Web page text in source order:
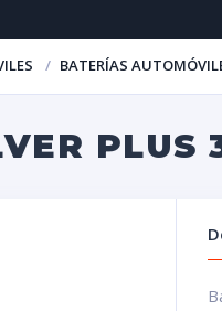
BATERÍAS
PLUS